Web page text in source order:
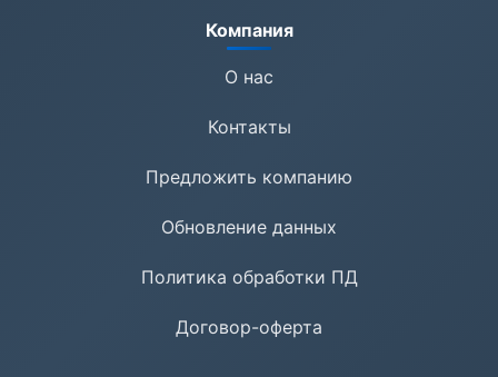
Компания
О нас
Контакты
Предложить компанию
Обновление данных
Политика обработки ПД
Договор-оферта